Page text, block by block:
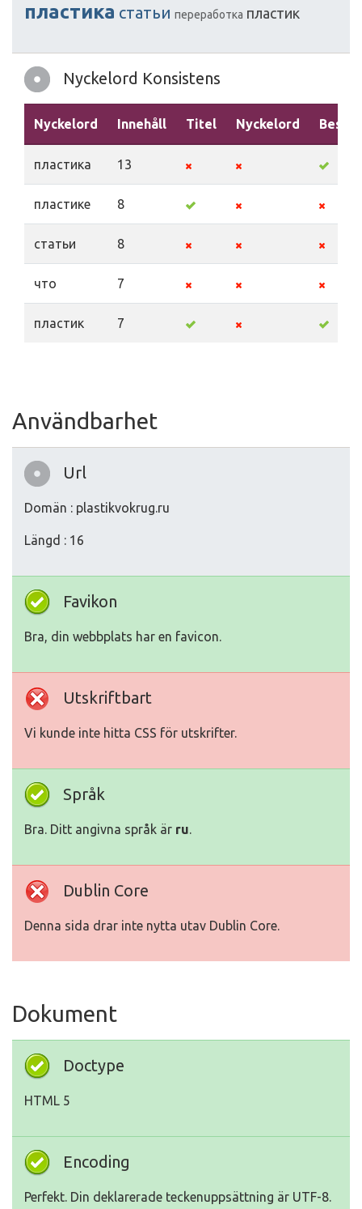
пластика статьи переработка пластик
Nyckelord Konsistens
Nyckelord Innehåll Titel Nyckelord
пластика 13
пластике 8
статьи 8
что 7
пластик 7
Användbarhet
Url
Domän : plastikvokrug.ru
Längd : 16
Favikon
Bra, din webbplats har en favicon.
Utskriftbart
Vi kunde inte hitta CSS för utskrifter.
Språk
Bra. Ditt angivna språk är ru.
Dublin Core
Denna sida drar inte nytta utav Dublin Core.
Dokument
Doctype
HTML 5
Encoding
Perfekt. Din deklarerade teckenuppsättning är UTF-8.